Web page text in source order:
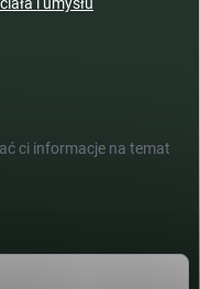
ci informacje na temat